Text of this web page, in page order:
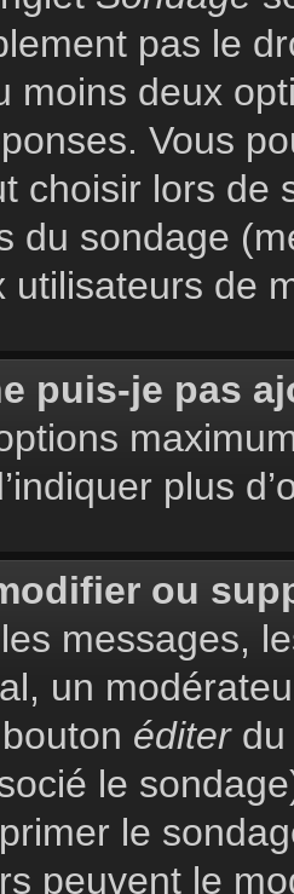
pas le
moins deux
Vous
choisir lors de
du sondage
utilisateurs de
puis-je pas
plus
ou
messages,
un
éditerdu
le
le
peuvent le